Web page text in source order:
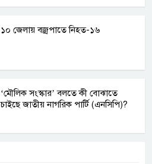
১০ জেলায় বজ্রপাতে নিহত-১৬
‘মৌলিক সংস্কার’ বলতে কী বোঝাতে
চাইছে জাতীয় নাগরিক পার্টি (এনসিপি)?